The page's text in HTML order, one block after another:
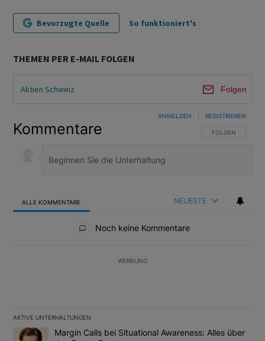
Bevorzugte Quelle So funktioniert's
THEMEN PER E-MAIL FOLGEN
Aktien Schweiz Folgen
Kommentare FOLGE DIESER
FOLGEN
ANMELDEN REGISTRIEREN
ALLE KOMMENTARE NEUESTE
Noch keine Kommentare
WERBUNG
AKTIVE UNTERHALTUNGEN
Das Folgende ist eine Liste der am meisten kommentierten
Ein Trendartikel mit dem Titel "Margin Calls bei Situational
Margin Calls bei Situational Awareness: Alles über